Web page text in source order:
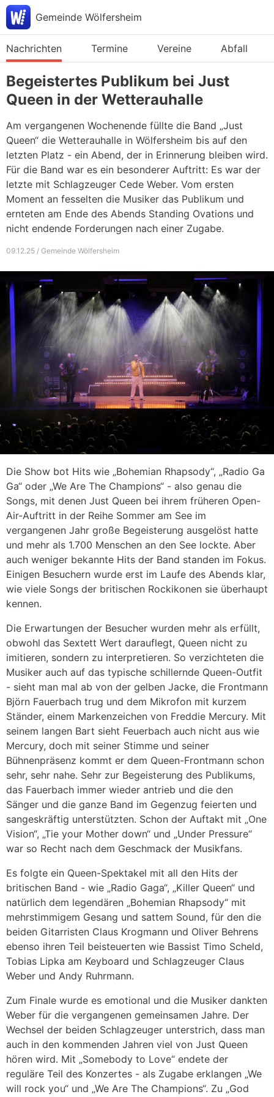
Gemeinde Wölfersheim
Nachrichten Termine Vereine Abfall
Begeistertes Publikum bei Just
Queen in der Wetterauhalle
Am vergangenen Wochenende füllte die Band „Just
Queen“ die Wetterauhalle in Wölfersheim bis auf den
letzten Platz - ein Abend, der in Erinnerung bleiben wird.
Für die Band war es ein besonderer Auftritt: Es war der
letzte mit Schlagzeuger Cede Weber. Vom ersten
Moment an fesselten die Musiker das Publikum und
ernteten am Ende des Abends Standing Ovations und
nicht endende Forderungen nach einer Zugabe.
09.12.25 / Gemeinde Wölfersheim
Die Show bot Hits wie „Bohemian Rhapsody“, „Radio Ga
Ga“ oder „We Are The Champions“ - also genau die
Songs, mit denen Just Queen bei ihrem früheren Open-
Air-Auftritt in der Reihe Sommer am See im
vergangenen Jahr große Begeisterung ausgelöst hatte
und mehr als 1.700 Menschen an den See lockte. Aber
auch weniger bekannte Hits der Band standen im Fokus.
Einigen Besuchern wurde erst im Laufe des Abends klar,
wie viele Songs der britischen Rockikonen sie überhaupt
kennen.
Die Erwartungen der Besucher wurden mehr als erfüllt,
obwohl das Sextett Wert darauflegt, Queen nicht zu
imitieren, sondern zu interpretieren. So verzichteten die
Musiker auch auf das typische schillernde Queen-Outfit
- sieht man mal ab von der gelben Jacke, die Frontmann
Björn Fauerbach trug und dem Mikrofon mit kurzem
Ständer, einem Markenzeichen von Freddie Mercury. Mit
seinem langen Bart sieht Feuerbach auch nicht aus wie
Mercury, doch mit seiner Stimme und seiner
Bühnenpräsenz kommt er dem Queen-Frontmann schon
sehr, sehr nahe. Sehr zur Begeisterung des Publikums,
das Fauerbach immer wieder antrieb und die den
Sänger und die ganze Band im Gegenzug feierten und
sangeskräftig unterstützten. Schon der Auftakt mit „One
Vision“, „Tie your Mother down“ und „Under Pressure“
war so Recht nach dem Geschmack der Musikfans.
Es folgte ein Queen-Spektakel mit all den Hits der
britischen Band - wie „Radio Gaga“, „Killer Queen“ und
natürlich dem legendären „Bohemian Rhapsody“ mit
mehrstimmigem Gesang und sattem Sound, für den die
beiden Gitarristen Claus Krogmann und Oliver Behrens
ebenso ihren Teil beisteuerten wie Bassist Timo Scheld,
Tobias Lipka am Keyboard und Schlagzeuger Claus
Weber und Andy Ruhrmann.
Zum Finale wurde es emotional und die Musiker dankten
Weber für die vergangenen gemeinsamen Jahre. Der
Wechsel der beiden Schlagzeuger unterstrich, dass man
auch in den kommenden Jahren viel von Just Queen
hören wird. Mit „Somebody to Love“ endete der
reguläre Teil des Konzertes - als Zugabe erklangen „We
will rock you“ und „We Are The Champions“. Zu „God